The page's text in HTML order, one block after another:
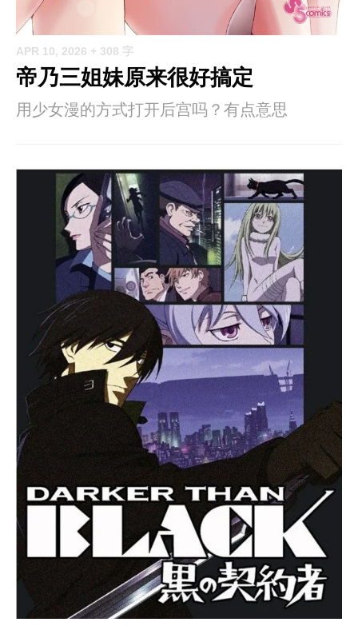
APR 10, 2026 + 308 字
帝乃三姐妹原来很好搞定
用少女漫的方式打开后宫吗？有点意思